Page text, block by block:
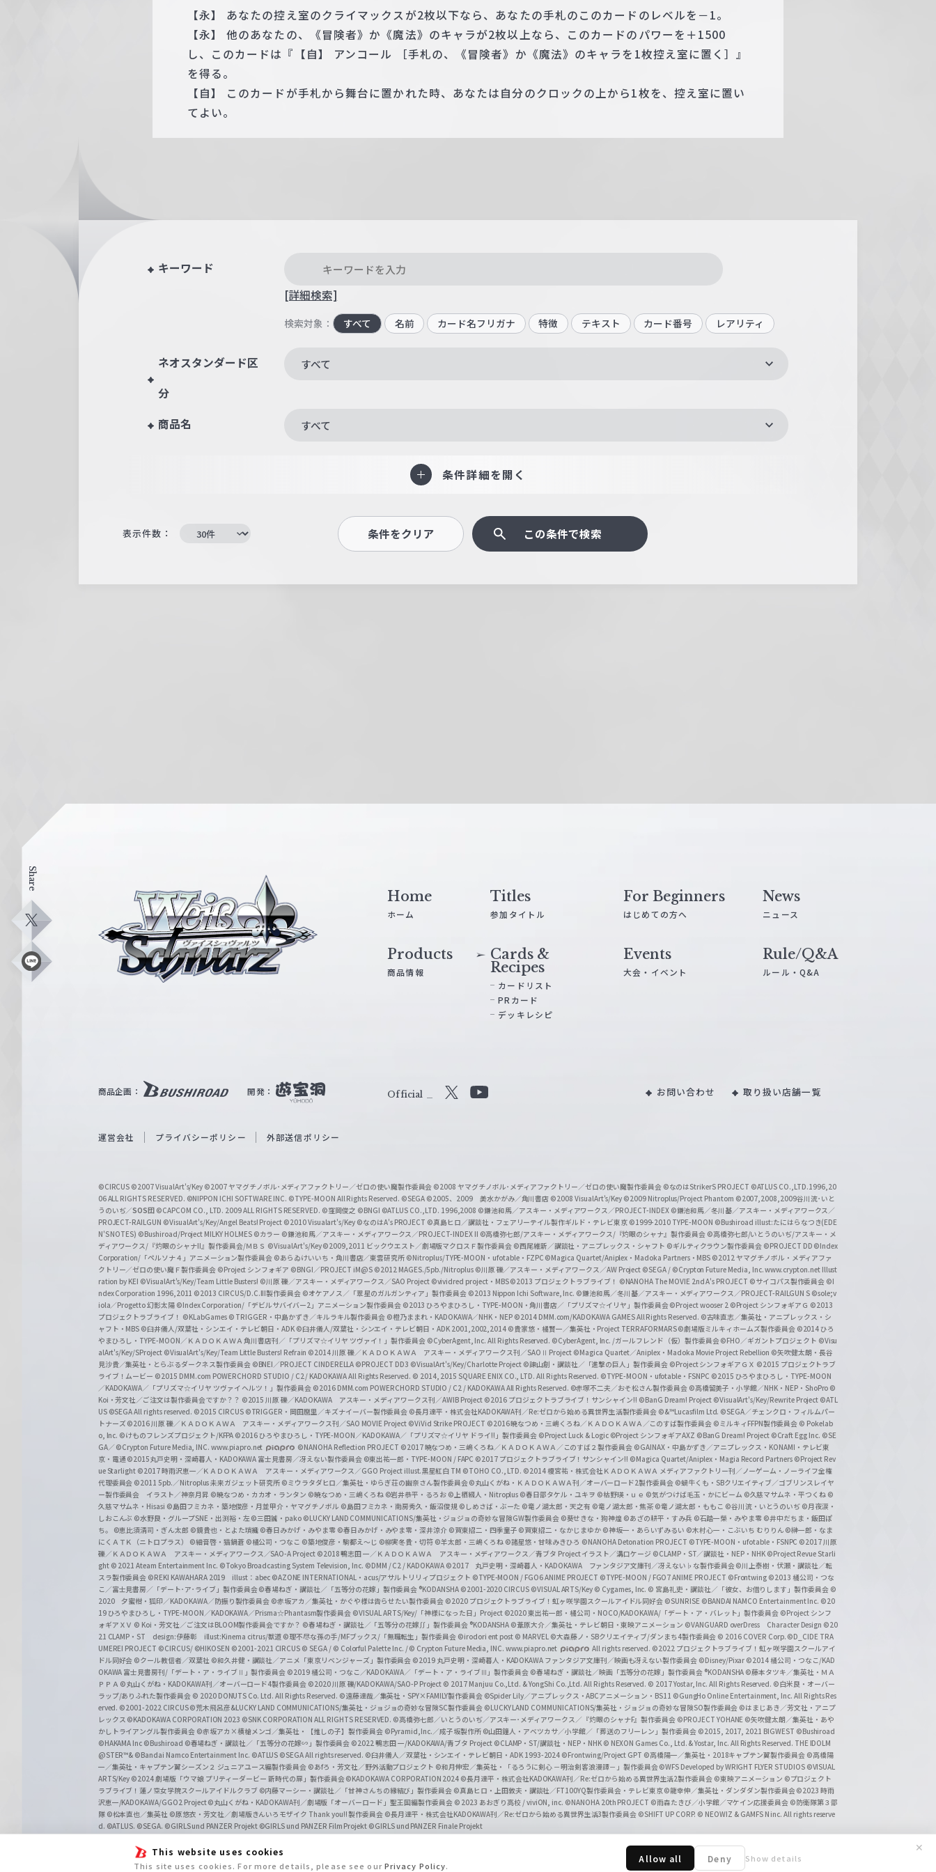
This website uses cookies
This site uses cookies. For more details, please see ourPrivacy Policy.
Allow all Deny Show details
✕
【永】 あなたの控え室のクライマックスが2枚以下なら、あなたの手札のこのカードのレベルを－1。
【永】 他のあなたの、《冒険者》か《魔法》のキャラが2枚以上なら、このカードのパワーを＋1500
し、このカードは『【自】 アンコール ［手札の、《冒険者》か《魔法》のキャラを1枚控え室に置く］』
を得る。
【自】 このカードが手札から舞台に置かれた時、あなたは自分のクロックの上から1枚を、控え室に置い
てよい。
キーワード
[詳細検索]
検索対象： すべて 名前 カード名フリガナ 特徴 テキスト カード番号 レアリティ
ネオスタンダード区
分
すべて
商品名 すべて
条件詳細を開く
表示件数： 条件をクリア この条件で検索
Share
X
L
ス
W
i
c
h
w
a
r
z
Home
ホーム
Titles
参加タイトル
For Beginners
はじめての方へ
News
ニュース
Products
商品情報
Cards &
Recipes
カードリスト
PRカード
デッキレシピ
Events
大会・イベント
Rule/Q&A
ルール・Q&A
商品企画： 開発： Official
Y
b
e
O
f
f
i
c
i
a
l
C
h
a
n
n
e
l
お問い合わせ 取り扱い店舗一覧
運営会社 プライバシーポリシー 外部送信ポリシー
©CIRCUS ©2007 VisualArt's/Key ©2007 ヤマグチノボル･メディアファクトリー／ゼロの使い魔製作委員会 ©2008 ヤマグチノボル･メディアファクトリー／ゼロの使い魔製作委員会 ©なのはStrikerS PROJECT ©ATLUS CO.,LTD.1996,20
06 ALL RIGHTS RESERVED. ©NIPPON ICHI SOFTWARE INC. ©TYPE-MOON All Rights Reserved. ©SEGA ©2005、2009 美水かがみ／角川書店 ©2008 VisualArt's/Key ©2009 Nitroplus/Project Phantom ©2007,2008,2009谷川流･いと
うのいぢ／SOS団 ©CAPCOM CO., LTD. 2009 ALL RIGHTS RESERVED. ©窪岡俊之 ©BNGI ©ATLUS CO.,LTD. 1996,2008 ©鎌池和馬／アスキー・メディアワークス／PROJECT-INDEX ©鎌池和馬／冬川基／アスキー・メディアワークス／
PROJECT-RAILGUN ©VisualArt's/Key/Angel Beats! Project ©2010 Visualart's/Key ©なのはA's PROJECT ©真島ヒロ／講談社・フェアリーテイル製作ギルド・テレビ東京 ©1999-2010 TYPE-MOON ©Bushiroad illust:たにはらなつき(EDE
N'S NOTES) ©Bushiroad/Project MILKY HOLMES ©カラー ©鎌池和馬／アスキー・メディアワークス／PROJECT-INDEX II ©高橋弥七郎/アスキー・メディアワークス/『灼眼のシャナ』製作委員会 ©高橋弥七郎/いとうのいぢ/アスキー・メ
ディアワークス/『灼眼のシャナII』製作委員会/ＭＢＳ ©VisualArt's/Key©2009,2011 ビックウエスト／劇場版マクロスＦ製作委員会 ©西尾維新／講談社・アニプレックス・シャフト ©ギルティクラウン製作委員会 ©PROJECT DD ©Index
Corporation/「ペルソナ４」アニメーション製作委員会 ©あらゐけいいち・角川書店／東雲研究所 ©Nitroplus/TYPE-MOON・ufotable・FZPC ©Magica Quartet/Aniplex・Madoka Partners・MBS ©2012 ヤマグチノボル・メディアファ
クトリー／ゼロの使い魔Ｆ製作委員会 ©Project シンフォギア ©BNGI／PROJECT iM@S ©2012 MAGES./5pb./Nitroplus ©川原 礫／アスキー・メディアワークス／AW Project ©SEGA / ©Crypton Future Media, Inc. www.crypton.net Illust
ration by KEI ©VisualArt's/Key/Team Little Busters! ©川原 礫／アスキー・メディアワークス／SAO Project ©vividred project・MBS ©2013 プロジェクトラブライブ！ ©NANOHA The MOVIE 2nd A's PROJECT ©サイコパス製作委員会 ©I
ndex Corporation 1996,2011 ©2013 CIRCUS/D.C.III製作委員会 ©オケアノス／「翠星のガルガンティア」製作委員会 ©2013 Nippon Ichi Software, Inc. ©鎌池和馬／冬川基／アスキー・メディアワークス／PROJECT-RAILGUN S ©sole;v
iola／Progetto 幻影太陽 ©Index Corporation/「デビルサバイバー2」アニメーション製作委員会 ©2013 ひろやまひろし・TYPE-MOON・角川書店／「プリズマ☆イリヤ」製作委員会©Project wooser 2 ©Project シンフォギアＧ ©2013
プロジェクトラブライブ！ ©KLabGames © TRIGGER・中島かずき／キルラキル製作委員会 ©橙乃ままれ・KADOKAWA／NHK・NEP ©2014 DMM.com/KADOKAWA GAMES All Rights Reserved. ©古味直志／集英社・アニプレックス・シ
ャフト・MBS ©臼井儀人/双葉社・シンエイ・テレビ朝日・ADK ©臼井儀人/双葉社・シンエイ・テレビ朝日・ADK 2001,2002,2014 ©貴家悠・橘賢一／集英社・Project TERRAFORMARS©劇場版ミルキィホームズ製作委員会 ©2014 ひろ
やまひろし・TYPE-MOON／ＫＡＤＯＫＡＷＡ 角川書店刊／「プリズマ☆イリヤ ツヴァイ！」製作委員会 ©CyberAgent, Inc. All Rights Reserved. ©CyberAgent, Inc. /ガールフレンド（仮）製作委員会©FHO／ギガントプロジェクト ©Visu
alArt's/Key/SProject ©VisualArt's/Key/Team Little Busters! Refrain ©2014 川原 礫／ＫＡＤＯＫＡＷＡ アスキー・メディアワークス刊／SAOⅡ Project ©Magica Quartet／Aniplex・Madoka Movie Project Rebellion ©矢吹健太朗・長谷
見沙貴／集英社・とらぶるダークネス製作委員会 ©BNEI／PROJECT CINDERELLA ©PROJECT DD3 ©VisualArt's/Key/Charlotte Project ©諫山創・講談社／「進撃の巨人」製作委員会 ©Project シンフォギアＧＸ ©2015 プロジェクトラブ
ライブ！ムービー ©2015 DMM.com POWERCHORD STUDIO / C2 / KADOKAWA All Rights Reserved. © 2014, 2015 SQUARE ENIX CO., LTD. All Rights Reserved. ©TYPE-MOON・ufotable・FSNPC ©2015 ひろやまひろし・TYPE-MOON
／KADOKAWA／「プリズマ☆イリヤ ツヴァイ ヘルツ！」製作委員会 ©2016 DMM.com POWERCHORD STUDIO / C2 / KADOKAWA All Rights Reserved. ©赤塚不二夫／おそ松さん製作委員会 ©高橋留美子・小学館／NHK・NEP・ShoPro ©
Koi・芳文社／ご注文は製作委員会ですか？？ ©2015 川原 礫／KADOKAWA アスキー・メディアワークス刊／AWIB Project ©2016 プロジェクトラブライブ！サンシャイン!! ©BanG Dream! Project ©VisualArt's/Key/Rewrite Project ©ATL
US ©SEGA All rights reserved. ©2015 CIRCUS ©TRIGGER・岡田麿里／キズナイーバー製作委員会 ©長月達平・株式会社KADOKAWA刊／Re:ゼロから始める異世界生活製作委員会 ©&™Lucasfilm Ltd. ©SEGA／チェンクロ・フィルムパー
トナーズ©2016 川原 礫／ＫＡＤＯＫＡＷＡ アスキー・メディアワークス刊／SAO MOVIE Project ©ViVid Strike PROJECT ©2016 暁なつめ・三嶋くろね／ＫＡＤＯＫＡＷＡ／このすば製作委員会 ©ミルキィFFPN製作委員会 © Pokelab
o, Inc. ©けものフレンズプロジェクト/KFPA ©2016 ひろやまひろし・TYPE-MOON／KADOKAWA／「プリズマ☆イリヤ ドライ!!」製作委員会 ©Project Luck & Logic ©Project シンフォギアAXZ ©BanG Dream! Project ©Craft Egg Inc. ©SE
GA／ ©Crypton Future Media, INC. www.piapro.net
©NANOHA Reflection PROJECT ©2017 暁なつめ・三嶋くろね／ＫＡＤＯＫＡＷＡ／このすば２製作委員会 ©GAINAX・中島かずき／アニプレックス・KONAMI・テレビ東
京・電通 ©2015丸戸史明・深崎暮人・KADOKAWA 富士見書房／冴えない製作委員会 ©東出祐一郎・TYPE-MOON / FAPC ©2017 プロジェクトラブライブ！サンシャイン!! ©Magica Quartet/Aniplex・Magia Record Partners ©Project Rev
ue Starlight ©2017 時雨沢恵一／ＫＡＤＯＫＡＷＡ アスキー・メディアワークス／GGO Project illust.黒星紅白 TM ©TOHO CO., LTD. ©2014 榎宮祐・株式会社ＫＡＤＯＫＡＷＡ メディアファクトリー刊／ノーゲーム・ノーライフ全権
代理委員会 ©2011 5pb.／Nitroplus 未来ガジェット研究所 ©ミウラタダヒロ／集英社・ゆらぎ荘の幽奈さん製作委員会©丸山くがね・ＫＡＤＯＫＡＷＡ刊／オーバーロード2製作委員会 ©蝸牛くも・SBクリエイティブ／ゴブリンスレイヤ
ー製作委員会 イラスト／神奈月昇 ©暁なつめ・カカオ・ランタン ©暁なつめ・三嶋くろね ©岩井恭平・るろお ©上栖綴人・Nitroplus ©春日部タケル・ユキヲ ©枯野瑛・ｕｅ ©気がつけば毛玉・かにビーム ©久慈マサムネ・平つくね ©
久慈マサムネ・Hisasi ©島田フミカネ・築地俊彦・月並甲介・ヤマグチノボル ©島田フミカネ・南房秀久・飯沼俊規 ©しめさば・ぶーた ©竜ノ湖太郎・天之有 ©竜ノ湖太郎・焦茶 ©竜ノ湖太郎・ももこ ©谷川流・いとうのいぢ ©月夜涙・
しおこんぶ ©水野良・グループSNE・出渕裕・左©三田誠・pako ©LUCKY LAND COMMUNICATIONS/集英社・ジョジョの奇妙な冒険GW製作委員会 ©葵せきな・狗神煌 ©あざの耕平・すみ兵 ©石踏一榮・みやま零 ©井中だちま・飯田ぽ
ち。
©恵比須清司・ぎん太郎 ©鏡貴也・とよた瑣織 ©春日みかげ・みやま零 ©春日みかげ・みやま零・深井涼介 ©賀東招二・四季童子 ©賀東招二・なかじまゆか ©神坂一・あらいずみるい ©木村心一・こぶいち むりりん ©榊一郎・なま
にくＡＴＫ（ニトロプラス） ©細音啓・猫鍋蒼 ©橘公司・つなこ ©築地俊彦・駒都え～じ ©柳実冬貴・切符 ©羊太郎・三嶋くろね ©諸星悠・甘味みきひろ ©NANOHA Detonation PROJECT ©TYPE-MOON・ufotable・FSNPC ©2017 川原
礫／ＫＡＤＯＫＡＷＡ アスキー・メディアワークス／SAO-A Project ©2018 鴨志田 一／ＫＡＤＯＫＡＷＡ アスキー・メディアワークス／青ブタ Project イラスト／溝口ケージ ©CLAMP・ST／講談社・NEP・NHK ©Project Revue Starli
ght © 2021 Ateam Entertainment Inc. ©Tokyo Broadcasting System Television, Inc. ©DMM / C2 / KADOKAWA ©2017 丸戸史明・深崎暮人・KADOKAWA ファンタジア文庫刊／冴えない♭な製作委員会©川上泰樹・伏瀬・講談社／転
スラ製作委員会 ©REKI KAWAHARA 2019 illust：abec ©AZONE INTERNATIONAL・acus/アサルトリリィプロジェクト ©TYPE-MOON / FGO6 ANIME PROJECT ©TYPE-MOON / FGO7 ANIME PROJECT ©Frontwing ©2013 橘公司・つな
こ／富士見書房／「デート･ア･ライブ」製作委員会©春場ねぎ・講談社／「五等分の花嫁」製作委員会 ®KODANSHA ©2001-2020 CIRCUS ©VISUAL ARTS/Key © Cygames, Inc. © 宮島礼吏・講談社／「彼女、お借りします」製作委員会 ©
2020 夕蜜柑・狐印／KADOKAWA／防振り製作委員会 ©赤坂アカ／集英社・かぐや様は告らせたい製作委員会 ©2020 プロジェクトラブライブ！虹ヶ咲学園スクールアイドル同好会 ©SUNRISE ©BANDAI NAMCO Entertainment Inc. ©20
19 ひろやまひろし・TYPE-MOON／KADOKAWA／Prisma☆Phantasm製作委員会 ©VISUAL ARTS/Key/「神様になった日」Project ©2020 東出祐一郎・橘公司・NOCO/KADOKAWA/「デート・ア・バレット」製作委員会 ©Project シンフ
ォギアＸＶ © Koi・芳文社／ご注文はBLOOM製作委員会ですか？ ©春場ねぎ・講談社／「五等分の花嫁∬」製作委員会 ®KODANSHA ©葦原大介／集英社・テレビ朝日・東映アニメーション ©VANGUARD overDress Character Design ©20
21 CLAMP・ST design:伊藤彰 illust:Kinema citrus/獣道 ©理不尽な孫の手/MFブックス/「無職転生」製作委員会 ©irodori ent post © MARVEL ©大森藤ノ・SBクリエイティブ/ダンまち4製作委員会 © 2016 COVER Corp. ©D_CIDE TRA
UMEREI PROJECT ©CIRCUS/ ©HIKOSEN ©2001-2021 CIRCUS © SEGA / © Colorful Palette Inc. / © Crypton Future Media, INC. www.piapro.net All rights reserved. ©2022 プロジェクトラブライブ！虹ヶ咲学園スクールアイ
ドル同好会 ©クール教信者／双葉社 ©和久井健・講談社／アニメ「東京リベンジャーズ」製作委員会 ©2019 丸戸史明・深崎暮人・KADOKAWA ファンタジア文庫刊／映画も冴えない製作委員会 ©Disney/Pixar ©2014 橘公司・つなこ/KAD
OKAWA 富士見書房刊/「デート・ア・ライブⅡ」製作委員会 ©2019 橘公司・つなこ／KADOKAWA／「デート・ア・ライブⅢ」製作委員会 ©春場ねぎ・講談社／映画「五等分の花嫁」製作委員会 ®KODANSHA ©藤本タツキ／集英社・ＭＡ
ＰＰＡ ©丸山くがね・KADOKAWA刊／オーバーロード4製作委員会 ©2020 川原 礫/KADOKAWA/SAO-P Project © 2017 Manjuu Co.,Ltd. & YongShi Co.,Ltd. All Rights Reserved. © 2017 Yostar, Inc. All Rights Reserved. ©白米良・オーバー
ラップ/ありふれた製作委員会 © 2020 DONUTS Co. Ltd. All Rights Reserved. ©遠藤達哉／集英社・SPY×FAMILY製作委員会 ©Spider Lily／アニプレックス・ABCアニメーション・BS11 ©GungHo Online Entertainment, Inc. All Rights Res
erved. ©2001-2022 CIRCUS©荒木飛呂彦&LUCKY LAND COMMUNICATIONS/集英社・ジョジョの奇妙な冒険SC製作委員会 ©LUCKY LAND COMMUNICATIONS/集英社・ジョジョの奇妙な冒険SO製作委員会 ©はまじあき／芳文社・アニプ
レックス ©KADOKAWA CORPORATION 2023 ©SNK CORPORATION ALL RIGHTS RESERVED. ©高橋弥七郎／いとうのいぢ／アスキー･メディアワークス／『灼眼のシャナF』製作委員会 ©PROJECT YOHANE ©矢吹健太朗／集英社・あや
かしトライアングル製作委員会 ©赤坂アカ×横槍メンゴ／集英社・【推しの子】製作委員会 ©Pyramid,Inc.／成子坂製作所 ©山田鐘人・アベツカサ／小学館／「葬送のフリーレン」製作委員会 ©2015, 2017, 2021 BIGWEST ©Bushiroad
©HAKAMA Inc ©Bushiroad ©春場ねぎ・講談社／「五等分の花嫁∽」製作委員会 ©2022 鴨志田 一/KADOKAWA/青ブタ Project ©CLAMP・ST/講談社・NEP・NHK © NEXON Games Co., Ltd. & Yostar, Inc. All Rights Reserved. THE IDOLM
@STER™& ©Bandai Namco Entertainment Inc. ©ATLUS ©SEGA All rights reserved. ©臼井儀人／双葉社・シンエイ・テレビ朝日・ADK 1993-2024 ©Frontwing/Project GPT ©高橋陽一／集英社・2018キャプテン翼製作委員会 ©高橋陽
一／集英社・キャプテン翼シーズン２ ジュニアユース編製作委員会 ©あfろ・芳文社／野外活動プロジェクト ©和月伸宏／集英社・「るろうに剣心 －明治剣客浪漫譚－」製作委員会©WFS Developed by WRIGHT FLYER STUDIOS ©VISUAL
ARTS/Key ©2024 劇場版「ウマ娘 プリティーダービー 新時代の扉」製作委員会©KADOKAWA CORPORATION 2024 ©長月達平・株式会社KADOKAWA刊／Re:ゼロから始める異世界生活2製作委員会 ©東映アニメーション ©プロジェクト
ラブライブ！蓮ノ空女学院スクールアイドルクラブ ©内藤マーシー・講談社／「甘神さんちの縁結び」製作委員会 ©真島ヒロ・上田敦夫・講談社／FT100YQ製作委員会・テレビ東京©龍幸伸／集英社・ダンダダン製作委員会©2023 時雨
沢恵一/KADOKAWA/GGO2 Project©丸山くがね・KADOKAWA刊／劇場版「オーバーロード」聖王国編製作委員会 © 2023 あおぎり高校 / viviON, inc. ©NANOHA 20th PROJECT ©雨森たきび／小学館／マケイン応援委員会 ©防衛隊第３部
隊 ©松本直也／集英社 ©原悠衣・芳文社／劇場版きんいろモザイク Thank you!! 製作委員会 ©長月達平・株式会社KADOKAWA刊／Re:ゼロから始める異世界生活3製作委員会 ©SHIFT UP CORP. © NEOWIZ & GAMFS N inc. All rights reserve
d. ©ATLUS. ©SEGA. ©GIRLS und PANZER Projekt ©GIRLS und PANZER Film Projekt ©GIRLS und PANZER Finale Projekt